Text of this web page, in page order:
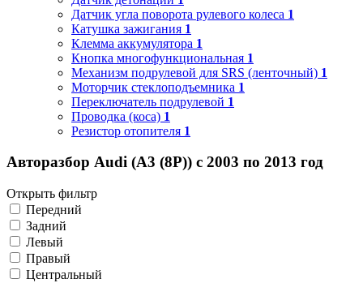
Датчик угла поворота рулевого колеса 1
Катушка зажигания 1
Клемма аккумулятора 1
Кнопка многофункциональная 1
Механизм подрулевой для SRS (ленточный) 1
Моторчик стеклоподъемника 1
Переключатель подрулевой 1
Проводка (коса) 1
Резистор отопителя 1
Авторазбор Audi (A3 (8P)) с 2003 по 2013 год
Открыть фильтр
Передний
Задний
Левый
Правый
Центральный